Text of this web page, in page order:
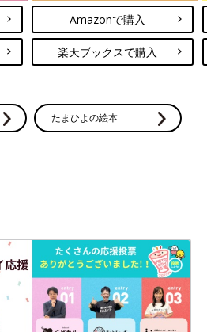
Amazonで購入
楽天ブックスで購入
たまひよの絵本